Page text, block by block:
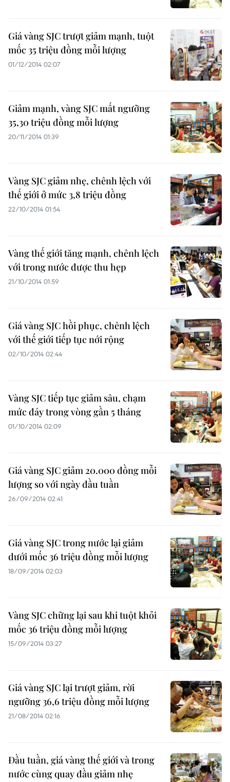
Giá vàng SJC trượt giảm mạnh, tuột
mốc 35 triệu đồng mỗi lượng
01/12/2014 02:07
Giảm mạnh, vàng SJC mất ngưỡng
35,30 triệu đồng mỗi lượng
20/11/2014 01:39
Vàng SJC giảm nhẹ, chênh lệch với
thế giới ở mức 3,8 triệu đồng
22/10/2014 01:54
Vàng thế giới tăng mạnh, chênh lệch
với trong nước được thu hẹp
21/10/2014 01:59
Giá vàng SJC hồi phục, chênh lệch
với thế giới tiếp tục nới rộng
02/10/2014 02:44
Vàng SJC tiếp tục giảm sâu, chạm
mức đáy trong vòng gần 5 tháng
01/10/2014 02:09
Giá vàng SJC giảm 20.000 đồng mỗi
lượng so với ngày đầu tuần
26/09/2014 02:41
Giá vàng SJC trong nước lại giảm
dưới mốc 36 triệu đồng mỗi lượng
18/09/2014 02:03
Vàng SJC chững lại sau khi tuột khỏi
mốc 36 triệu đồng mỗi lượng
15/09/2014 03:27
Giá vàng SJC lại trượt giảm, rời
ngưỡng 36,6 triệu đồng mỗi lượng
21/08/2014 02:16
Đầu tuần, giá vàng thế giới và trong
nước cùng quay đầu giảm nhẹ